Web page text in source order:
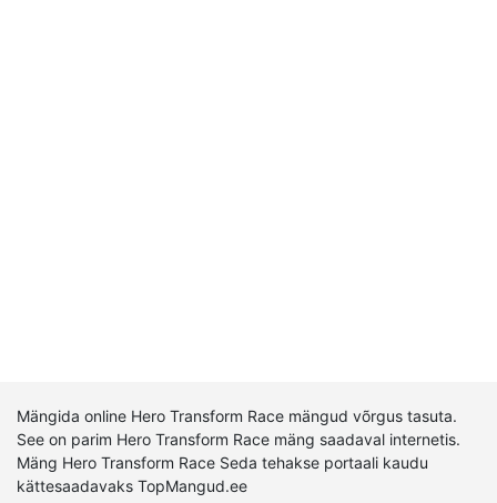
Mängida online Hero Transform Race mängud võrgus tasuta.
See on parim Hero Transform Race mäng saadaval internetis.
Mäng Hero Transform Race Seda tehakse portaali kaudu
kättesaadavaks TopMangud.ee